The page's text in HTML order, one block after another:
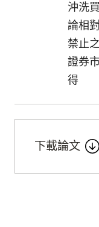
沖洗
論相
禁止
證券
得
下載論文